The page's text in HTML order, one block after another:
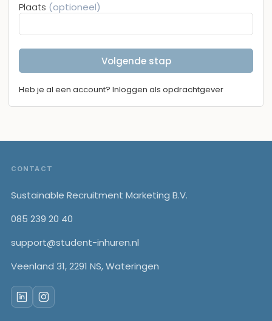
Plaats (optioneel)
Volgende stap
Heb je al een account? Inloggen als opdrachtgever
Footer
CONTACT
Sustainable Recruitment Marketing B.V.
085 239 20 40
support@student-inhuren.nl
Veenland 31, 2291 NS, Wateringen